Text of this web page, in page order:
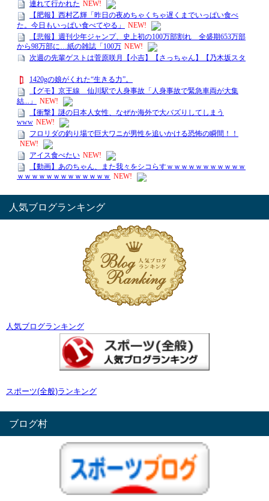
人気ブログランキング
人気ブログランキング
スポーツ(全般)ランキング
ブログ村